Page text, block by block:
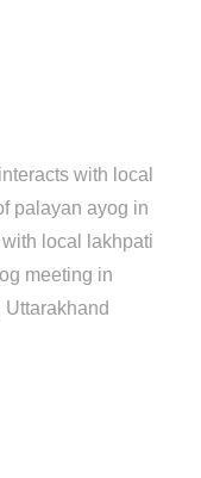
with local
palayan ayog in
local lakhpati
meeting in
Uttarakhand